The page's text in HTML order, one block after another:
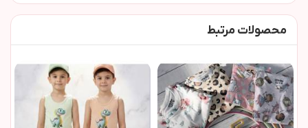
محصولات مرتبط